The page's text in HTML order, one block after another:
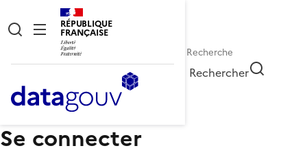
RÉPUBLIQUE
FRANÇAISE
Rechercher
Se connecter